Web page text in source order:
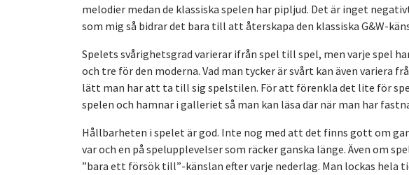
melodier medan de klassiska spelen har pipljud. Det är inget
som mig så bidrar det bara till att återskapa den klassiska G&W-
Spelets svårighetsgrad varierar ifrån spel till spel, men varje spel
och tre för den moderna. Vad man tycker är svårt kan även variera
lätt man har att ta till sig spelstilen. För att förenkla det lite för
spelen och hamnar i galleriet så man kan läsa där när man har
Hållbarheten i spelet är god. Inte nog med att det finns gott om
var och en på spelupplevelser som räcker ganska länge. Även om
”bara ett försök till”-känslan efter varje nederlag. Man lockas hela